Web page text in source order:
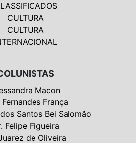
CULTURA
CULTURA
Macon
Fernandes França
Santos Bei Salomão
Felipe Figueira
de Oliveira